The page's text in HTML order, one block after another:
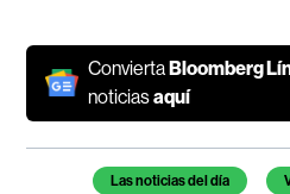
ConviertaBloomberg
noticiasaquí
Temas de este artículo
Las noticias del día